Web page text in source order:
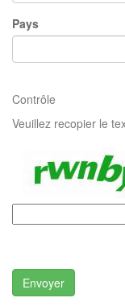
Pays
Contrôle
Veuillez recopier le
Envoyer